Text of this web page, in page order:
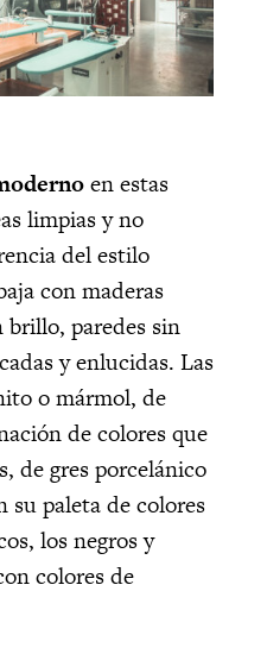
en estas
limpias y no
del estilo
con maderas
brillo, paredes sin
y enlucidas. Las
o mármol, de
de colores que
de gres porcelánico
paleta de colores
los negros y
colores de